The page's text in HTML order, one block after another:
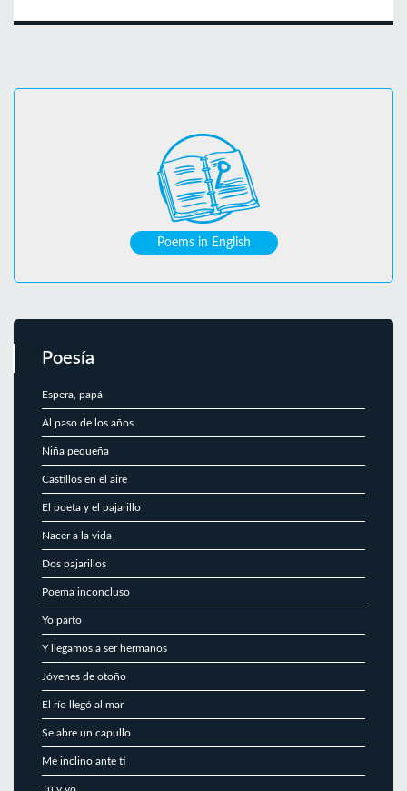
Poems in English
Poesía
Espera, papá
Al paso de los años
Niña pequeña
Castillos en el aire
El poeta y el pajarillo
Nacer a la vida
Dos pajarillos
Poema inconcluso
Yo parto
Y llegamos a ser hermanos
Jóvenes de otoño
El río llegó al mar
Se abre un capullo
Me inclino ante ti